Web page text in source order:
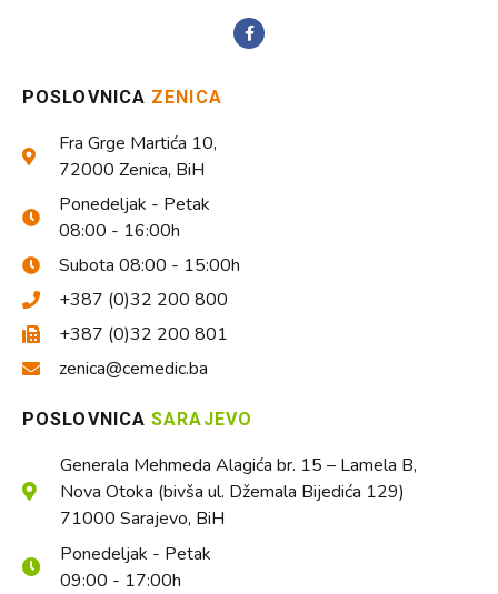
POSLOVNICA ZENICA
Fra Grge Martića 10,
72000 Zenica, BiH
Ponedeljak - Petak
08:00 - 16:00h
Subota 08:00 - 15:00h
+387 (0)32 200 800
+387 (0)32 200 801
zenica@cemedic.ba
POSLOVNICASARAJEVO
Generala Mehmeda Alagića br. 15 – Lamela B,
Nova Otoka (bivša ul. Džemala Bijedića 129)
71000 Sarajevo, BiH
Ponedeljak - Petak
09:00 - 17:00h